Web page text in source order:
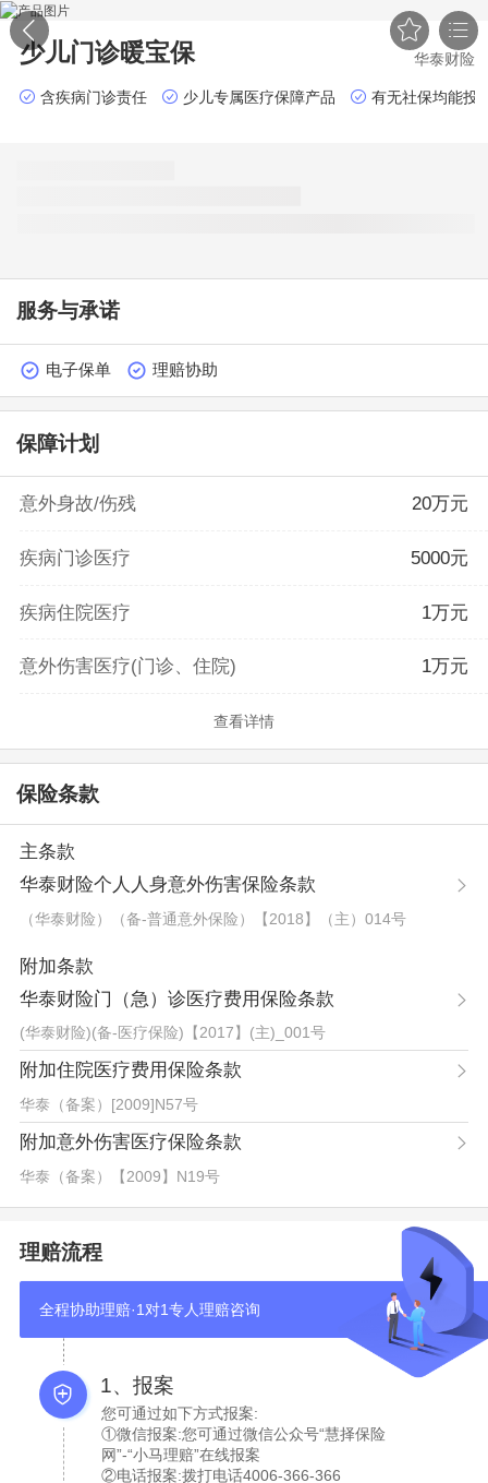
 
少儿门诊暖宝保 华泰财险
含疾病门诊责任 少儿专属医疗保障产品 有无社保均能投
服务与承诺
电子保单 理赔协助
保障计划
意外身故/伤残 20万元
疾病门诊医疗 5000元
疾病住院医疗 1万元
意外伤害医疗(门诊、住院) 1万元
查看详情
保险条款
主条款
华泰财险个人人身意外伤害保险条款
（华泰财险）（备-普通意外保险）【2018】（主）014号
附加条款
华泰财险门（急）诊医疗费用保险条款
(华泰财险)(备-医疗保险)【2017】(主)_001号
附加住院医疗费用保险条款
华泰（备案）[2009]N57号
附加意外伤害医疗保险条款
华泰（备案）【2009】N19号
理赔流程
全程协助理赔·1对1专人理赔咨询
1、报案
您可通过如下方式报案:
①微信报案:您可通过微信公众号“慧择保险
网”-“小马理赔”在线报案
②电话报案:拨打电话4006-366-366